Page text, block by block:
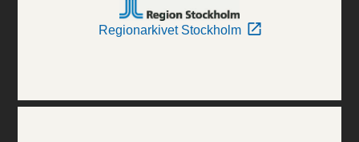
Regionarkivet Stockholm